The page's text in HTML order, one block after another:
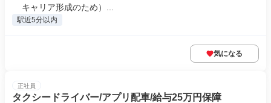
キャリア形成のため）...
駅近5分以内
気になる
正社員
タクシードライバー/アプリ配車/給与25万円保障